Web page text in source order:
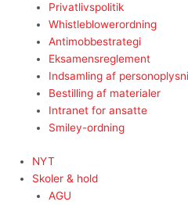
Privatlivspolitik
Whistleblowerordning
Antimobbestrategi
Eksamensreglement
Indsamling af
Bestilling af materialer
Intranet for ansatte
Smiley-ordning
NYT
Skoler & hold
AGU